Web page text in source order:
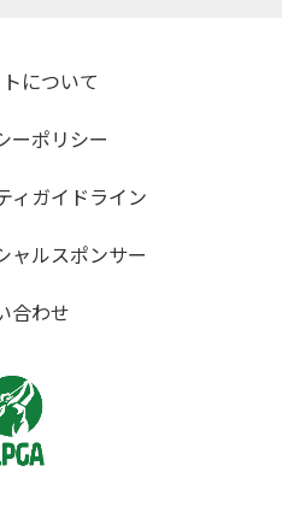
について
ーポリシー
ィガイドライン
ャルスポンサー
合わせ